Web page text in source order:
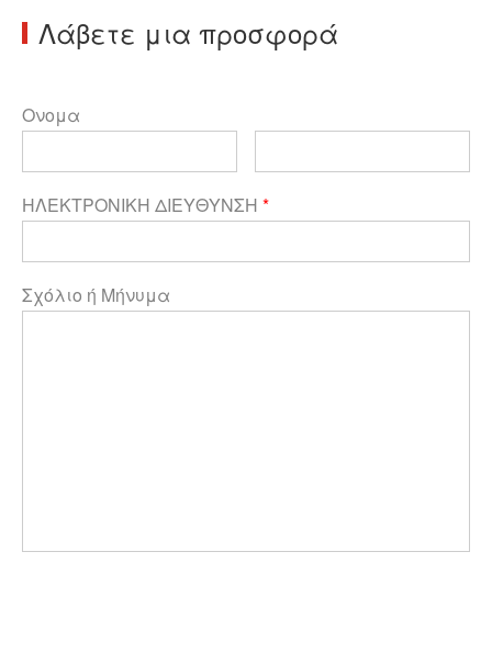
Λάβετε μια προσφορά
Ονομα
ΗΛΕΚΤΡΟΝΙΚΗ ΔΙΕΥΘΥΝΣΗ *
Σχόλιο ή Μήνυμα